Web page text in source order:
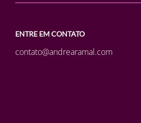
ENTRE EM CONTATO
contato@andrearamal.com